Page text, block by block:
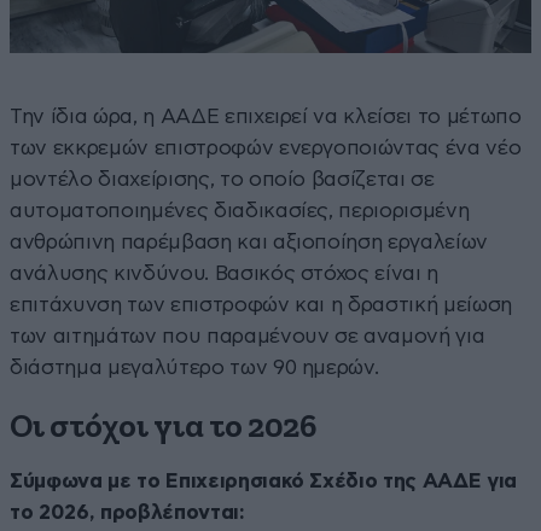
Την ίδια ώρα, η ΑΑΔΕ επιχειρεί να κλείσει το μέτωπο
των εκκρεμών επιστροφών ενεργοποιώντας ένα νέο
μοντέλο διαχείρισης, το οποίο βασίζεται σε
αυτοματοποιημένες διαδικασίες, περιορισμένη
ανθρώπινη παρέμβαση και αξιοποίηση εργαλείων
ανάλυσης κινδύνου. Βασικός στόχος είναι η
επιτάχυνση των επιστροφών και η δραστική μείωση
των αιτημάτων που παραμένουν σε αναμονή για
διάστημα μεγαλύτερο των 90 ημερών.
Οι στόχοι για το 2026
Σύμφωνα με το Επιχειρησιακό Σχέδιο της ΑΑΔΕ για
το 2026, προβλέπονται: